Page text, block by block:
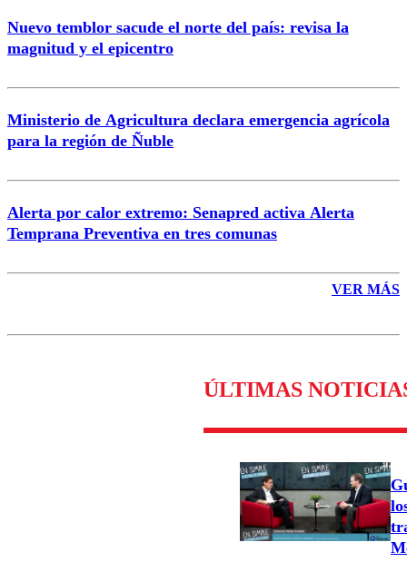
Nuevo temblor sacude el norte del país: revisa la
magnitud y el epicentro
Ministerio de Agricultura declara emergencia agrícola
para la región de Ñuble
Alerta por calor extremo: Senapred activa Alerta
Temprana Preventiva en tres comunas
VER MÁS
ÚLTIMAS